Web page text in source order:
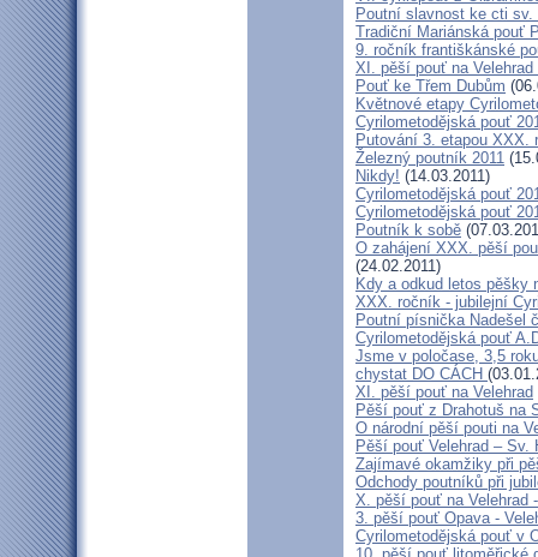
Poutní slavnost ke cti sv.
Tradiční Mariánská pouť
9. ročník františkánské
XI. pěší pouť na
Pouť ke Třem Dubům
Květnové etapy
Cyrilometodějská pouť
Putování 3. etapou XXX.
Železný poutník 2011
Nikdy! (14.03.2011)
Cyrilometodějská pouť
Cyrilometodějská pouť
Poutník k sobě
O zahájení XXX. pěší
(24.02.2011)
Kdy a odkud letos pěšky
XXX. ročník - jubilejní
Poutní písnička Nadešel
Cyrilometodějská pouť
Jsme v poločase, 3,5
chystat DO CÁCH
XI. pěší pouť na Velehrad
Pěší pouť z Drahotuš na
O národní pěší pouti na
Pěší pouť Velehrad – Sv.
Zajímavé okamžiky při
Odchody poutníků při
X. pěší pouť na Velehrad
3. pěší pouť Opava -
Cyrilometodějská pouť v